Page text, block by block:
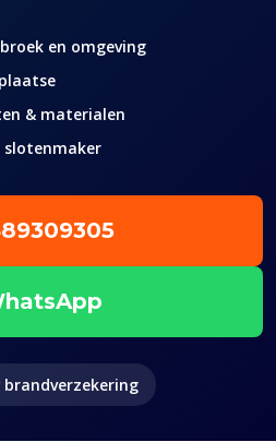
en omgeving
& materialen
slotenmaker